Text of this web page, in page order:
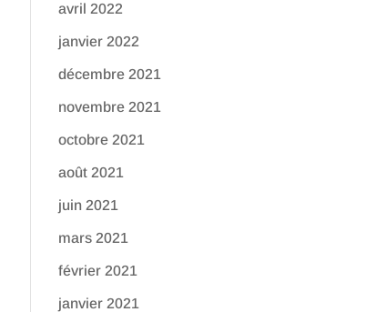
avril 2022
janvier 2022
décembre 2021
novembre 2021
octobre 2021
août 2021
juin 2021
mars 2021
février 2021
janvier 2021